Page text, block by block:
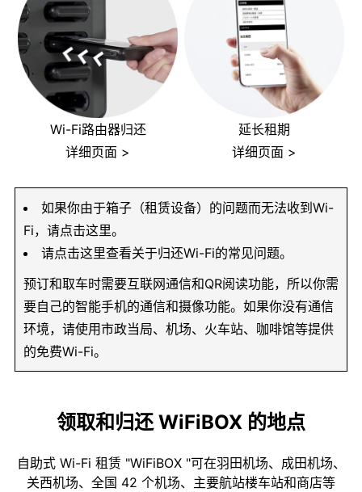
Wi-Fi路由器归还
详细页面 >
延长租期
详细页面 >
如果你由于箱子（租赁设备）的问题而无法收到Wi-
Fi，请点击这里。
请点击这里查看关于归还Wi-Fi的常见问题。
预订和取车时需要互联网通信和QR阅读功能，所以你需
要自己的智能手机的通信和摄像功能。如果你没有通信
环境，请使用市政当局、机场、火车站、咖啡馆等提供
的免费Wi-Fi。
领取和归还 WiFiBOX 的地点
自助式 Wi-Fi 租赁 "WiFiBOX "可在羽田机场、成田机场、
关西机场、全国 42 个机场、主要航站楼车站和商店等